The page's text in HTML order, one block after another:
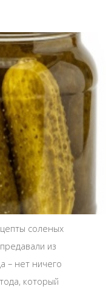
соленых
из
– нет ничего
который